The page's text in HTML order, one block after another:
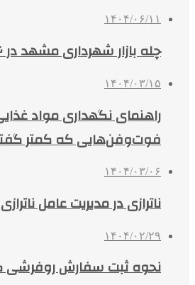
۱۴۰۴/۰۶/۱۱
چله بازار شهرداری مشهد در ۱۴۰۴ برگزار میشود ؟
۱۴۰۴/۰۳/۱۵
راهنمای نگهداری مواد
فوت‌وفن‌هایی که کمتر
۱۴۰۴/۰۳/۰۶
ناترازی در مدیریت عامل
۱۴۰۴/۰۲/۲۹
نحوه ثبت سفارش روفرشی